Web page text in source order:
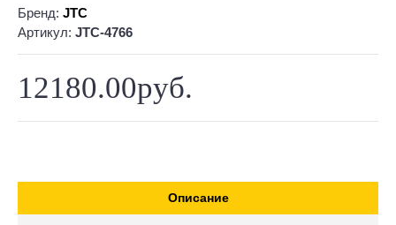
Бренд: JTC
Артикул: JTC-4766
12180.00руб.
Описание